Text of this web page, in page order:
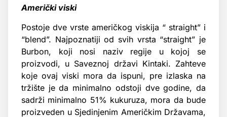
Američki viski
Postoje dve vrste američkog viskija “ straight” i
“blend”. Najpoznatiji od svih vrsta “straight” je
Burbon, koji nosi naziv regije u kojoj se
proizvodi, u Saveznoj državi Kintaki. Zahteve
koje ovaj viski mora da ispuni, pre izlaska na
tržište je da minimalno odstoji dve godine, da
sadrži minimalno 51% kukuruza, mora da bude
proizveden u Sjedinjenim Američkim Državama,